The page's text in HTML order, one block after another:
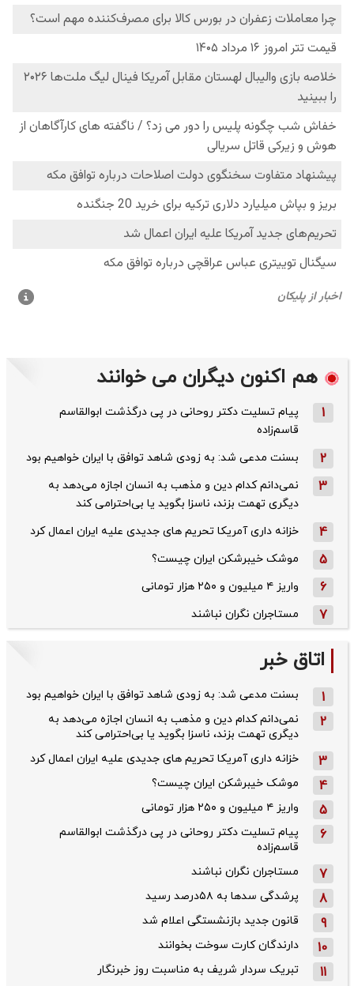
هم اکنون دیگران می خوانند
1
پیام تسلیت دکتر روحانی در پی درگذشت ابوالقاسم
قاسم‌زاده
2 بسنت مدعی شد: به زودی شاهد توافق با ایران خواهیم بود
3
نمی‌دانم کدام دین و مذهب به انسان اجازه می‌دهد به
دیگری تهمت بزند، ناسزا بگوید یا بی‌احترامی کند
4 خزانه داری آمریکا تحریم های جدیدی علیه ایران اعمال کرد
5 موشک خیبرشکن ایران چیست؟
6 واریز ۴ میلیون و ۲۵۰ هزار تومانی
7 مستاجران نگران نباشند
اتاق خبر
1 بسنت مدعی شد: به زودی شاهد توافق با ایران خواهیم بود
2
نمی‌دانم کدام دین و مذهب به انسان اجازه می‌دهد به
دیگری تهمت بزند، ناسزا بگوید یا بی‌احترامی کند
3 خزانه داری آمریکا تحریم های جدیدی علیه ایران اعمال کرد
4 موشک خیبرشکن ایران چیست؟
5 واریز ۴ میلیون و ۲۵۰ هزار تومانی
6
پیام تسلیت دکتر روحانی در پی درگذشت ابوالقاسم
قاسم‌زاده
7 مستاجران نگران نباشند
8 پرشدگی سدها به ۵۸درصد رسید
9 قانون جدید بازنشستگی اعلام شد
10 دارندگان کارت سوخت بخوانند
11 تبریک سردار شریف به مناسبت روز خبرنگار